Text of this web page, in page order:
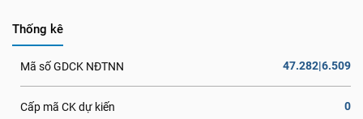
Thống kê
Mã số GDCK NĐTNN 47.282|6.509
Cấp mã CK dự kiến 0